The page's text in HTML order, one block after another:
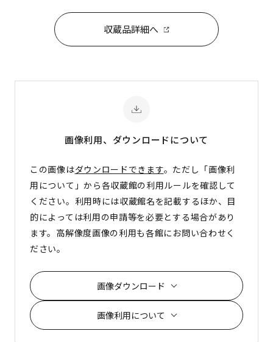
収蔵品詳細へ
画像利用、ダウンロードについて
この画像はダウンロードできます。ただし「画像利
用について」から各収蔵館の利用ルールを確認して
ください。利用時には収蔵館名を記載するほか、目
的によっては利用の申請等を必要とする場合があり
ます。高解像度画像の利用も各館にお問い合わせく
ださい。
画像ダウンロード
画像利用について